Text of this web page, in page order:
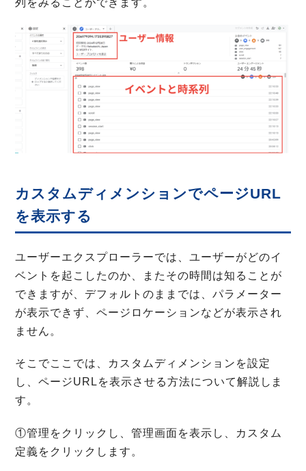
カスタムディメンションでページURL
を表示する
ユーザーエクスプローラーでは、ユーザーがどのイ
ベントを起こしたのか、またその時間は知ることが
できますが、デフォルトのままでは、パラメーター
が表示できず、ページロケーションなどが表示され
ません。
そこでここでは、カスタムディメンションを設定
し、ページURLを表示させる方法について解説しま
す。
①管理をクリックし、管理画面を表示し、カスタム
定義をクリックします。